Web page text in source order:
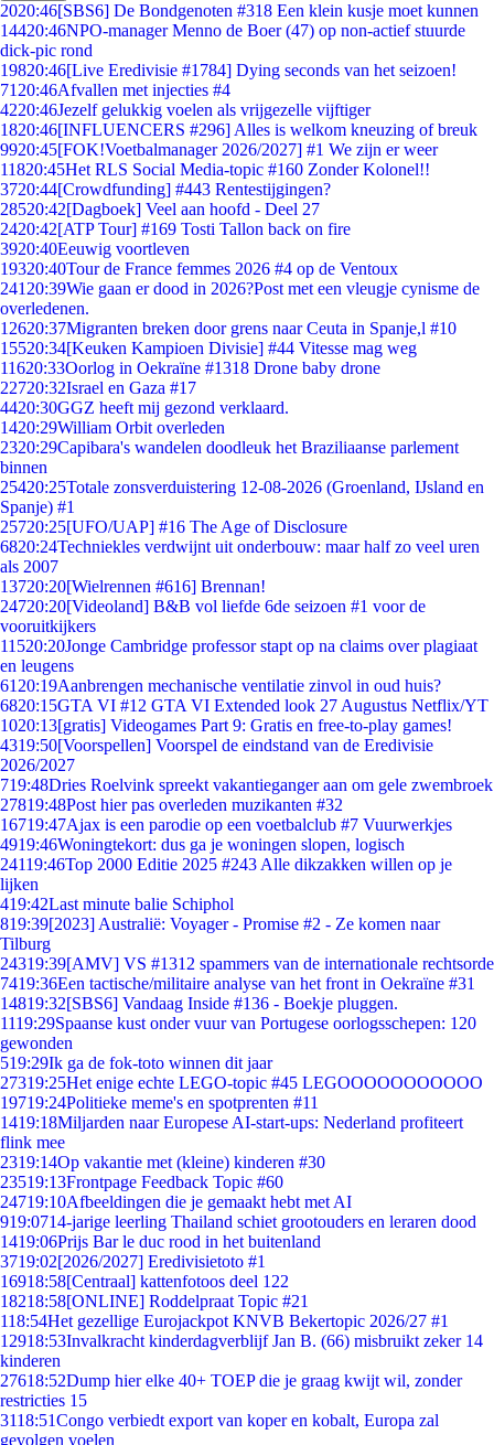
2020:46[SBS6] De Bondgenoten #318 Een klein kusje moet kunnen
14420:46NPO-manager Menno de Boer (47) op non-actief stuurde
dick-pic rond
19820:46[Live Eredivisie #1784] Dying seconds van het seizoen!
71 20:46Afvallen met injecties #4
4220:46Jezelf gelukkig voelen als vrijgezelle vijftiger
1820:46[INFLUENCERS #296] Alles is welkom kneuzing of breuk
9920:45[FOK!Voetbalmanager 2026/2027] #1 We zijn er weer
11820:45Het RLS Social Media-topic #160 Zonder Kolonel!!
3720:44[Crowdfunding] #443 Rentestijgingen?
28520:42[Dagboek] Veel aan hoofd - Deel 27
2420:42[ATP Tour] #169 Tosti Tallon back on fire
3920:40Eeuwig voortleven
19320:40Tour de France femmes 2026 #4 op de Ventoux
241 20:39Wie gaan er dood in 2026?Post met een vleugje cynisme de
overledenen.
12620:37Migranten breken door grens naar Ceuta in Spanje,l #10
15520:34[Keuken Kampioen Divisie] #44 Vitesse mag weg
11620:33Oorlog in Oekraïne #1318 Drone baby drone
22720:32Israel en Gaza #17
4420:30GGZ heeft mij gezond verklaard.
1420:29William Orbit overleden
2320:29Capibara's wandelen doodleuk het Braziliaanse parlement
binnen
25420:25Totale zonsverduistering 12-08-2026 (Groenland, IJsland en
Spanje) #1
25720:25[UFO/UAP] #16 The Age of Disclosure
6820:24Techniekles verdwijnt uit onderbouw: maar half zo veel uren
als 2007
13720:20[Wielrennen #616] Brennan!
24720:20[Videoland] B&B vol liefde 6de seizoen #1 voor de
vooruitkijkers
11520:20Jonge Cambridge professor stapt op na claims over plagiaat
en leugens
61 20:19Aanbrengen mechanische ventilatie zinvol in oud huis?
6820:15GTA VI #12 GTA VI Extended look 27 Augustus Netflix/YT
1020:13[gratis] Videogames Part 9: Gratis en free-to-play games!
4319:50[Voorspellen] Voorspel de eindstand van de Eredivisie
2026/2027
719:48Dries Roelvink spreekt vakantieganger aan om gele zwembroek
27819:48Post hier pas overleden muzikanten #32
16719:47Ajax is een parodie op een voetbalclub #7 Vuurwerkjes
4919:46Woningtekort: dus ga je woningen slopen, logisch
24119:46Top 2000 Editie 2025 #243 Alle dikzakken willen op je
lijken
419:42Last minute balie Schiphol
819:39[2023] Australië: Voyager - Promise #2 - Ze komen naar
Tilburg
24319:39[AMV] VS #1312 spammers van de internationale rechtsorde
7419:36Een tactische/militaire analyse van het front in Oekraïne #31
14819:32[SBS6] Vandaag Inside #136 - Boekje pluggen.
1119:29Spaanse kust onder vuur van Portugese oorlogsschepen: 120
gewonden
519:29Ik ga de fok-toto winnen dit jaar
27319:25Het enige echte LEGO-topic #45 LEGOOOOOOOOOOO
19719:24Politieke meme's en spotprenten #11
1419:18Miljarden naar Europese AI-start-ups: Nederland profiteert
flink mee
2319:14Op vakantie met (kleine) kinderen #30
23519:13Frontpage Feedback Topic #60
24719:10Afbeeldingen die je gemaakt hebt met AI
919:0714-jarige leerling Thailand schiet grootouders en leraren dood
1419:06Prijs Bar le duc rood in het buitenland
3719:02[2026/2027] Eredivisietoto #1
16918:58[Centraal] kattenfotoos deel 122
18218:58[ONLINE] Roddelpraat Topic #21
118:54Het gezellige Eurojackpot KNVB Bekertopic 2026/27 #1
12918:53Invalkracht kinderdagverblijf Jan B. (66) misbruikt zeker 14
kinderen
27618:52Dump hier elke 40+ TOEP die je graag kwijt wil, zonder
restricties 15
3118:51Congo verbiedt export van koper en kobalt, Europa zal
gevolgen voelen